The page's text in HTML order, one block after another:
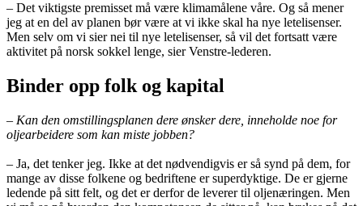
– Det viktigste premisset må være klimamålene våre. Og så mener
jeg at en del av planen bør være at vi ikke skal ha nye letelisenser.
Men selv om vi sier nei til nye letelisenser, så vil det fortsatt være
aktivitet på norsk sokkel lenge, sier Venstre-lederen.
Binder opp folk og kapital
– Kan den omstillingsplanen dere ønsker dere, inneholde noe for
oljearbeidere som kan miste jobben?
– Ja, det tenker jeg. Ikke at det nødvendigvis er så synd på dem, for
mange av disse folkene og bedriftene er superdyktige. De er gjerne
ledende på sitt felt, og det er derfor de leverer til oljenæringen. Men